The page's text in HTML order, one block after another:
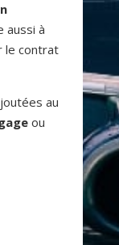
aussi à
le contrat
au
ou